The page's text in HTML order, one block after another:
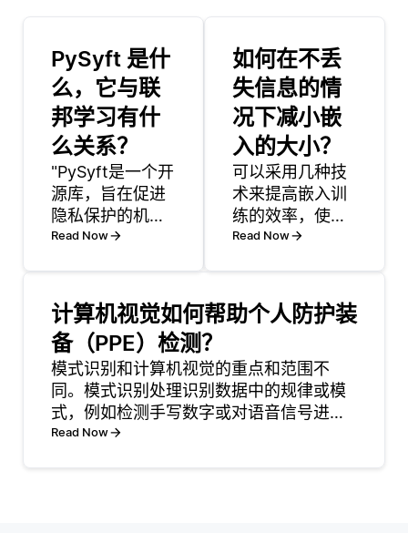
PySyft 是什
么，它与联
邦学习有什
么关系？
"PySyft是一个开
源库，旨在促进
隐私保护的机器
学习。它专注于
数据处理，允许
在去中心化的数
据上训练模型，
同时保持数据源
的隐私。借助
PySyft，开发者
可以构建尊重用
Read Now
如何在不丢
失信息的情
况下减小嵌
入的大小？
可以采用几种技
术来提高嵌入训
练的效率，使模
型能够更快地学
练: 在大型，多样
化的数据集上训
定任务对其进行
微调，可以大大
减少从头开始训
Read Now
计算机视觉如何帮助个人防护装
备（PPE）检测？
模式识别和计算机视觉的重点和范围不
同。模式识别处理识别数据中的规律或模
式，例如检测手写数字或对语音信号进行
分类。它侧重于算法和统计方法来识别各
Read Now